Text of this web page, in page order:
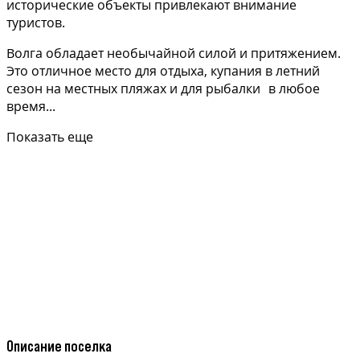
исторические объекты привлекают внимание
туристов.
Волга обладает необычайной силой и притяжением.
Это отличное место для отдыха, купания в летний
сезон на местных пляжах и для рыбалки в любое
время...
Показать еще
Описание поселка